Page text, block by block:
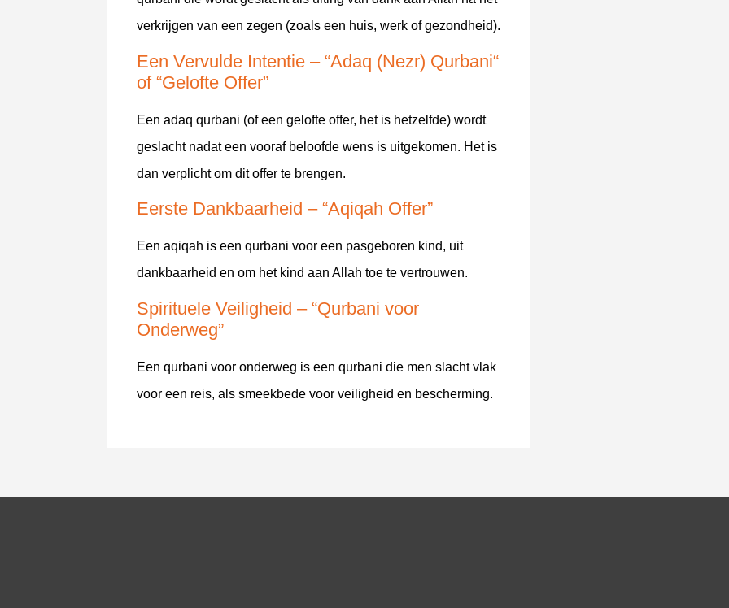
verkrijgen van een zegen (zoals een huis, werk of gezondheid).
Een Vervulde Intentie – “Adaq (Nezr) Qurbani“
of “Gelofte Offer”
Een adaq qurbani (of een gelofte offer, het is hetzelfde) wordt
geslacht nadat een vooraf beloofde wens is uitgekomen. Het is
dan verplicht om dit offer te brengen.
Eerste Dankbaarheid – “Aqiqah Offer”
Een aqiqah is een qurbani voor een pasgeboren kind, uit
dankbaarheid en om het kind aan Allah toe te vertrouwen.
Spirituele Veiligheid – “Qurbani voor
Onderweg”
Een qurbani voor onderweg is een qurbani die men slacht vlak
voor een reis, als smeekbede voor veiligheid en bescherming.